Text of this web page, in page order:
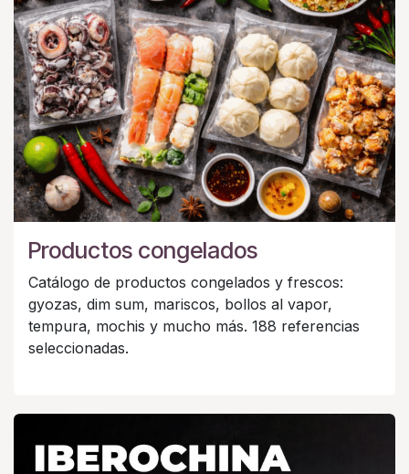
Productos congelados
Catálogo de productos congelados y frescos:
gyozas, dim sum, mariscos, bollos al vapor,
tempura, mochis y mucho más. 188 referencias
seleccionadas.